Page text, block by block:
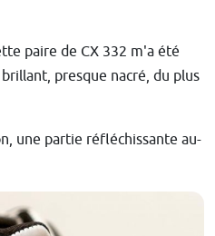
paire de CX 332 m'a été
presque nacré, du plus
une partie réfléchissante au-